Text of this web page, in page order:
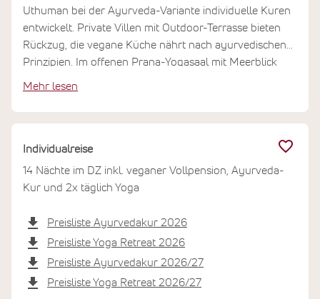
Uthuman bei der Ayurveda-Variante individuelle Kuren
entwickelt. Private Villen mit Outdoor-Terrasse bieten
Rückzug, die vegane Küche nährt nach ayurvedischen
Prinzipien. Im offenen Prana-Yogasaal mit Meerblick
einfinden.
Mehr lesen
Individualreise
14 Nächte im DZ inkl. veganer Vollpension, Ayurveda-
Kur und 2x täglich Yoga
Preisliste Ayurvedakur 2026
Preisliste Yoga Retreat 2026
Preisliste Ayurvedakur 2026/27
Preisliste Yoga Retreat 2026/27